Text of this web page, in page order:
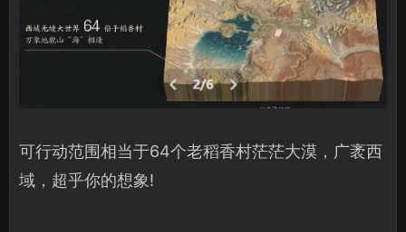
可行动范围相当于64个老稻香村茫茫大漠，广袤西
域，超乎你的想象!